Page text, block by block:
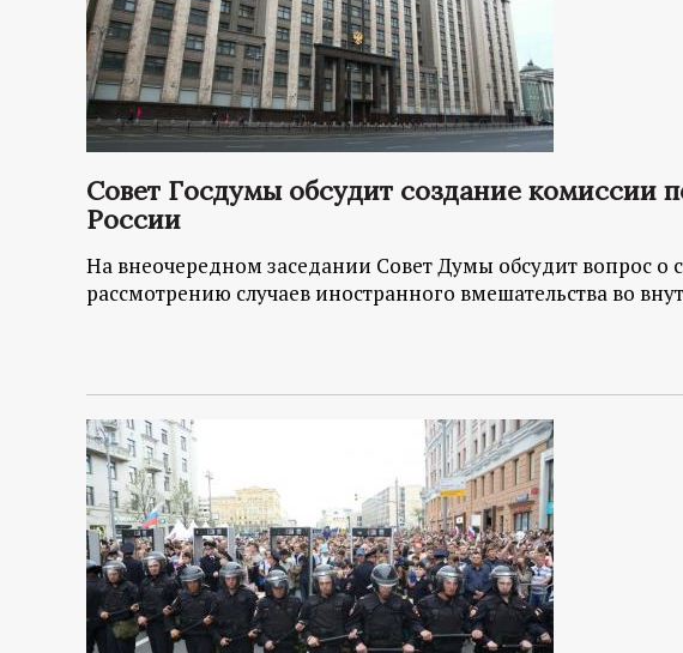
Совет Госдумы обсудит создание комиссии
России
На внеочередном заседании Совет Думы обсудит вопрос
рассмотрению случаев иностранного вмешательства во